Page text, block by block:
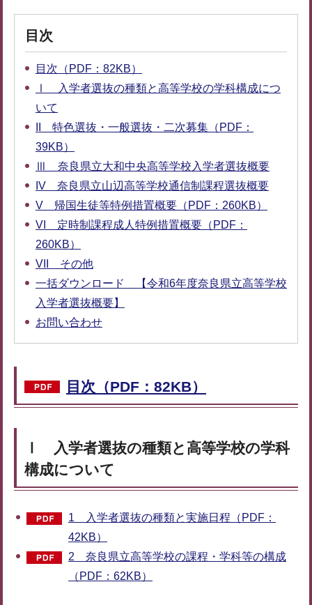
目次
目次（PDF：82KB）
Ⅰ 入学者選抜の種類と高等学校の学科構成につ
いて
II 特色選抜・一般選抜・二次募集（PDF：
39KB）
Ⅲ 奈良県立大和中央高等学校入学者選抜概要
IV 奈良県立山辺高等学校通信制課程選抜概要
V 帰国生徒等特例措置概要（PDF：260KB）
VI 定時制課程成人特例措置概要（PDF：
260KB）
VII その他
一括ダウンロード 【令和6年度奈良県立高等学校
入学者選抜概要】
お問い合わせ
目次（PDF：82KB）
Ⅰ 入学者選抜の種類と高等学校の学科
構成について
1 入学者選抜の種類と実施日程（PDF：
42KB）
2 奈良県立高等学校の課程・学科等の構成
（PDF：62KB）